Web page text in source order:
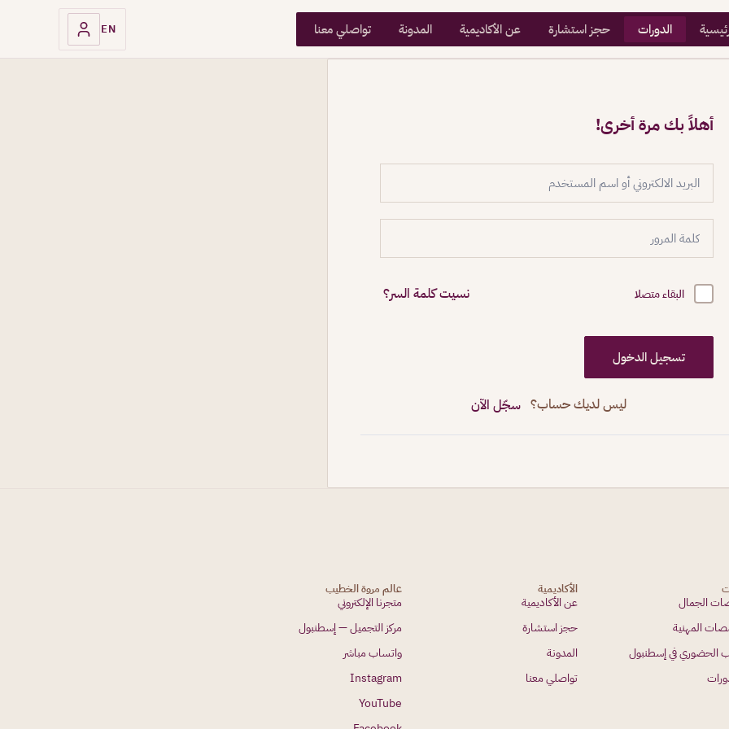
الدورات حجز استشارة عن الأكاديمية المدونة تواصلي معنا EN
أهلاً بك مرة أخرى!
البقاء متصلا نسيت كلمة السر؟
تسجيل الدخول
ليس لديك حساب؟ سجّل الآن
الجمال
المهنية
الحضوري في إسطنبول
الأكاديمية
عن الأكاديمية
حجز استشارة
المدونة
تواصلي معنا
عالم مروة الخطيب
متجرنا الإلكتروني
مركز التجميل — إسطنبول
واتساب مباشر
Instagram
YouTube